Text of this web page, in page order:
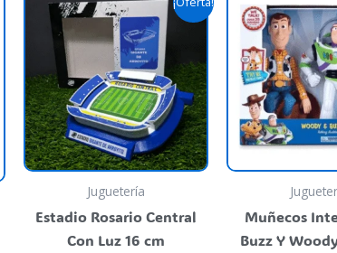
producto
variantes.
opciones
pueden
elegir
Juguetería
Estadio Rosario Central
Con Luz 16 cm
precio
original
era:
$ 59.900,00.
precio
actual
$ 40.000,00.
Muñecos
Buzz Y